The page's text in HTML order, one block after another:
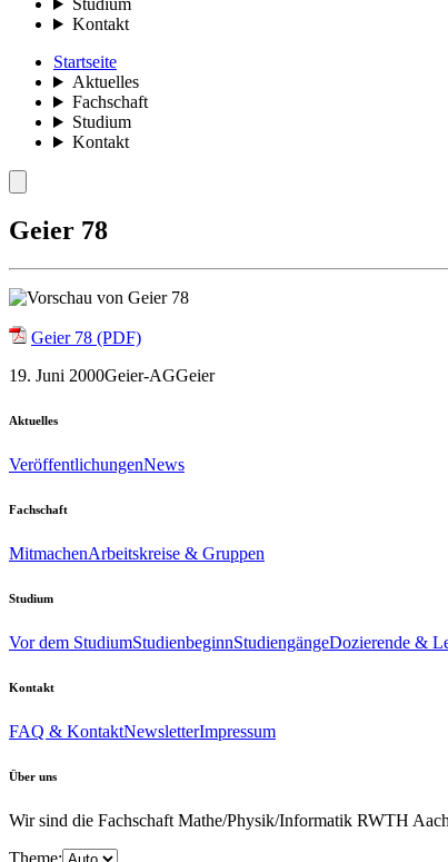
Studium
Kontakt
Startseite
Aktuelles
Fachschaft
Studium
Kontakt
Geier 78
Geier 78 (PDF)
19. Juni 2000Geier-AGGeier
Aktuelles
VeröffentlichungenNews
Fachschaft
MitmachenArbeitskreise & Gruppen
Studium
Vor dem StudiumStudienbeginnStudiengängeDozierende &
Kontakt
FAQ & KontaktNewsletterImpressum
Über uns
Wir sind die Fachschaft Mathe/Physik/Informatik RWTH
Theme: